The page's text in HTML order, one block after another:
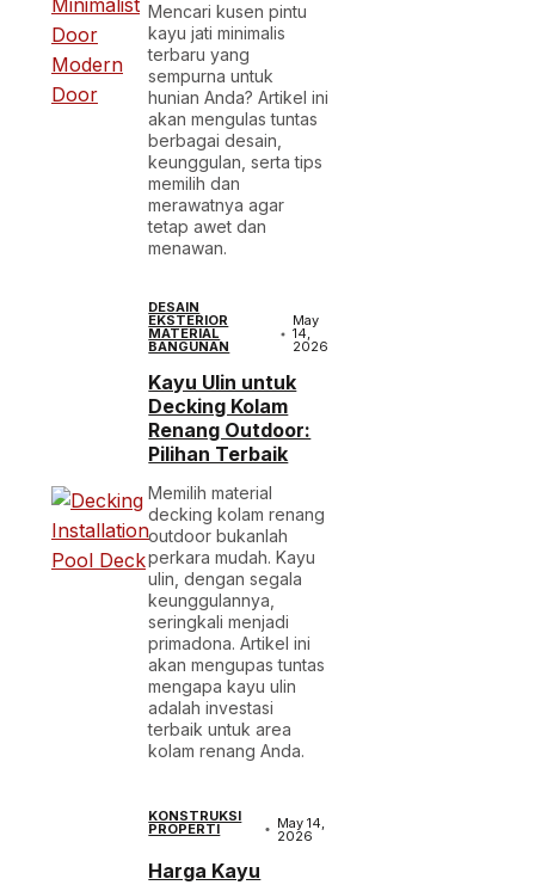
Mencari kusen pintu
kayu jati minimalis
terbaru yang
sempurna untuk
hunian Anda? Artikel ini
akan mengulas tuntas
berbagai desain,
keunggulan, serta tips
memilih dan
merawatnya agar
tetap awet dan
menawan.
DESAIN
EKSTERIOR
MATERIAL
BANGUNAN
May
14,
2026
Kayu Ulin untuk
Decking Kolam
Renang Outdoor:
Pilihan Terbaik
Memilih material
decking kolam renang
outdoor bukanlah
perkara mudah. Kayu
ulin, dengan segala
keunggulannya,
seringkali menjadi
primadona. Artikel ini
akan mengupas tuntas
mengapa kayu ulin
adalah investasi
terbaik untuk area
kolam renang Anda.
KONSTRUKSI
PROPERTI May 14,
2026
Harga Kayu